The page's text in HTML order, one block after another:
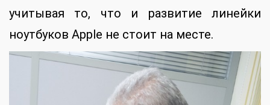
учитывая то, что и развитие линейки
ноутбуков Apple не стоит на месте.